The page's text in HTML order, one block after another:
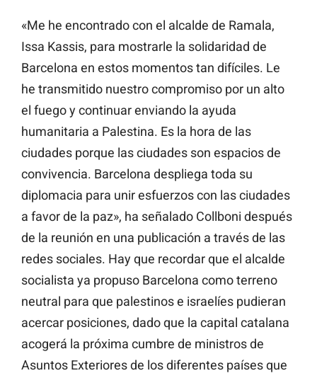
«Me he encontrado con el alcalde de Ramala,
Issa Kassis, para mostrarle la solidaridad de
Barcelona en estos momentos tan difíciles. Le
he transmitido nuestro compromiso por un alto
el fuego y continuar enviando la ayuda
humanitaria a Palestina. Es la hora de las
ciudades porque las ciudades son espacios de
convivencia. Barcelona despliega toda su
diplomacia para unir esfuerzos con las ciudades
a favor de la paz», ha señalado Collboni después
de la reunión en una publicación a través de las
redes sociales. Hay que recordar que el alcalde
socialista ya propuso Barcelona como terreno
neutral para que palestinos e israelíes pudieran
acercar posiciones, dado que la capital catalana
acogerá la próxima cumbre de ministros de
Asuntos Exteriores de los diferentes países que